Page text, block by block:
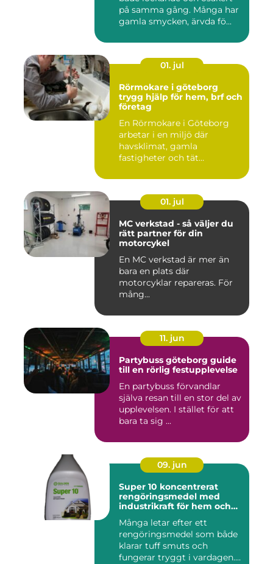
på samma gång. Många har
gamla smycken, ärvda fö...
01. jul
Rörmokare i göteborg
trygg hjälp för hem, brf och
företag
En Rörmokare i Göteborg
arbetar i en miljö där
havsklimat, gamla
fastigheter och tät
01. jul
MC verkstad - så väljer du
rätt partner för din
motorcykel
En MC verkstad är mer än
bara en plats där
motorcyklar repareras. För
mång...
11. jun
Partybuss göteborg guide
till en rörlig festupplevelse
En partybuss förvandlar
själva resan till en stor del av
upplevelsen. I stället för att
bara ta sig ...
09. jun
Super 10 koncentrerat
rengöringsmedel med
industrikraft för hem och
Många letar efter ett
rengöringsmedel som både
klarar tuff smuts och
fungerar tryggt i vardagen.